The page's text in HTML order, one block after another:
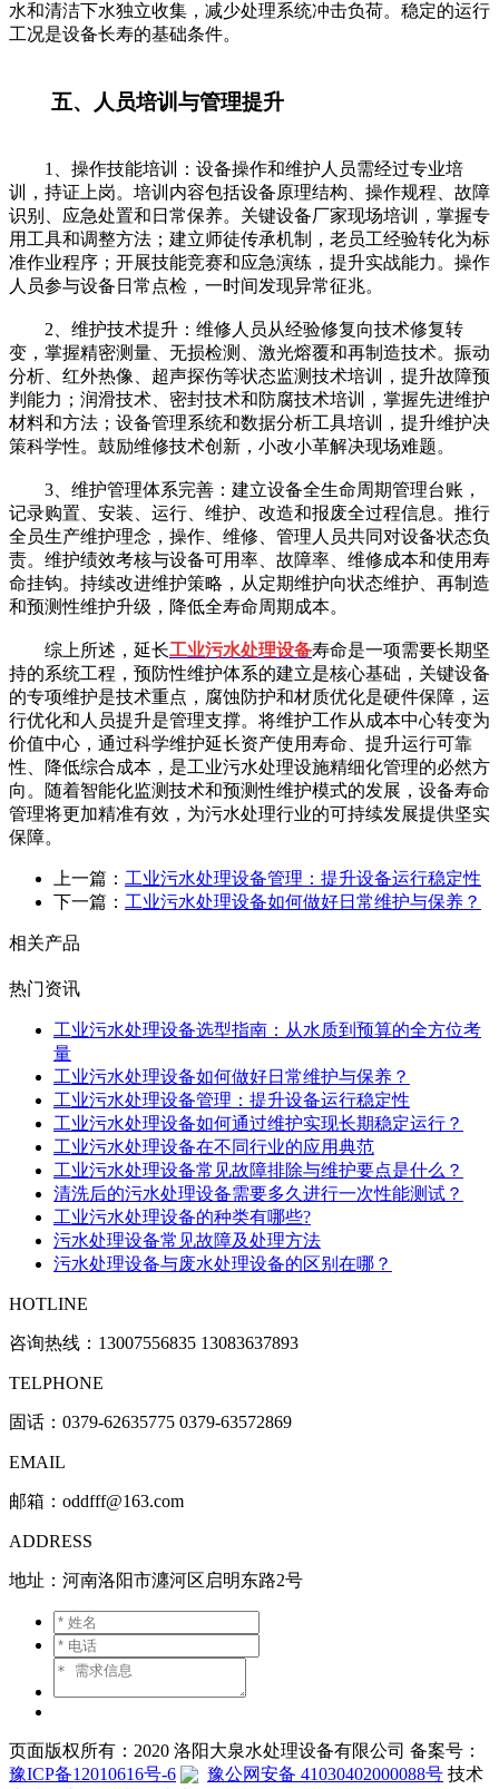
水和清洁下水独立收集，减少处理系统冲击负荷。稳定的运行
工况是设备长寿的基础条件。
五、人员培训与管理提升
1、操作技能培训：设备操作和维护人员需经过专业培
训，持证上岗。培训内容包括设备原理结构、操作规程、故障
识别、应急处置和日常保养。关键设备厂家现场培训，掌握专
用工具和调整方法；建立师徒传承机制，老员工经验转化为标
准作业程序；开展技能竞赛和应急演练，提升实战能力。操作
人员参与设备日常点检，一时间发现异常征兆。
2、维护技术提升：维修人员从经验修复向技术修复转
变，掌握精密测量、无损检测、激光熔覆和再制造技术。振动
分析、红外热像、超声探伤等状态监测技术培训，提升故障预
判能力；润滑技术、密封技术和防腐技术培训，掌握先进维护
材料和方法；设备管理系统和数据分析工具培训，提升维护决
策科学性。鼓励维修技术创新，小改小革解决现场难题。
3、维护管理体系完善：建立设备全生命周期管理台账，
记录购置、安装、运行、维护、改造和报废全过程信息。推行
全员生产维护理念，操作、维修、管理人员共同对设备状态负
责。维护绩效考核与设备可用率、故障率、维修成本和使用寿
命挂钩。持续改进维护策略，从定期维护向状态维护、再制造
和预测性维护升级，降低全寿命周期成本。
综上所述，延长工业污水处理设备寿命是一项需要长期坚
持的系统工程，预防性维护体系的建立是核心基础，关键设备
的专项维护是技术重点，腐蚀防护和材质优化是硬件保障，运
行优化和人员提升是管理支撑。将维护工作从成本中心转变为
价值中心，通过科学维护延长资产使用寿命、提升运行可靠
性、降低综合成本，是工业污水处理设施精细化管理的必然方
向。随着智能化监测技术和预测性维护模式的发展，设备寿命
管理将更加精准有效，为污水处理行业的可持续发展提供坚实
保障。
上一篇： 工业污水处理设备管理：提升设备运行稳定性
下一篇： 工业污水处理设备如何做好日常维护与保养？
相关产品
热门资讯
工业污水处理设备选型指南：从水质到预算的全方位考
量
工业污水处理设备如何做好日常维护与保养？
工业污水处理设备管理：提升设备运行稳定性
工业污水处理设备如何通过维护实现长期稳定运行？
工业污水处理设备在不同行业的应用典范
工业污水处理设备常见故障排除与维护要点是什么？
清洗后的污水处理设备需要多久进行一次性能测试？
工业污水处理设备的种类有哪些?
污水处理设备常见故障及处理方法
污水处理设备与废水处理设备的区别在哪？
HOTLINE
咨询热线： 13007556835 13083637893
TELPHONE
固话：0379-62635775 0379-63572869
EMAIL
邮箱：oddfff@163.com
ADDRESS
地址：河南洛阳市瀍河区启明东路2号
页面版权所有：2020 洛阳大泉水处理设备有限公司 备案号：
豫ICP备12010616号-6
豫公网安备 41030402000088号 技术